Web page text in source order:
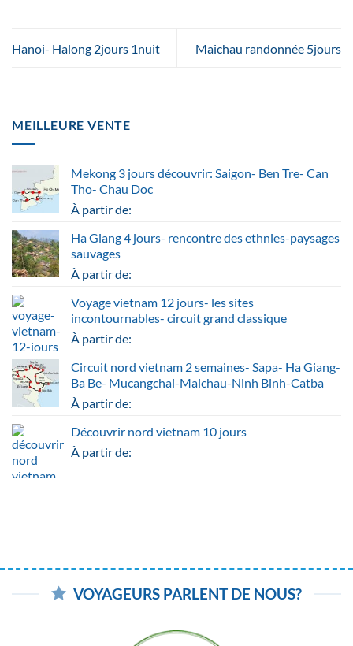
Hanoi- Halong 2jours 1nuit Maichau randonnée 5jours
MEILLEURE VENTE
Mekong 3 jours découvrir: Saigon- Ben Tre- Can
Tho- Chau Doc
À partir de:
Ha Giang 4 jours- rencontre des ethnies-paysages
sauvages
À partir de:
Voyage vietnam 12 jours- les sites
incontournables- circuit grand classique
À partir de:
Circuit nord vietnam 2 semaines- Sapa- Ha Giang-
Ba Be- Mucangchai-Maichau-Ninh Binh-Catba
À partir de:
Découvrir nord vietnam 10 jours
À partir de:
VOYAGEURS PARLENT DE NOUS?